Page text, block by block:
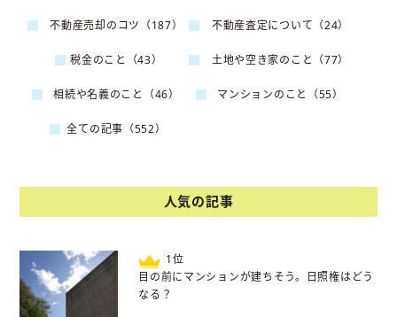
不動産売却のコツ（187） 不動産査定について（24）
税金のこと（43） 土地や空き家のこと（77）
相続や名義のこと（46） マンションのこと（55）
全ての記事（552）
人気の記事
位
目の前にマンションが建ちそう。日照権はどう
なる？